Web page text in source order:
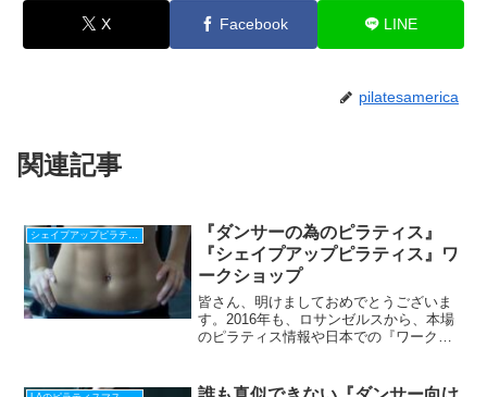
X Facebook LINE
pilatesamerica
関連記事
『ダンサーの為のピラティス』
『シェイプアップピラティス』ワ
ークショップ
皆さん、明けましておめでとうございま
す。2016年も、ロサンゼルスから、本場
のピラティス情報や日本での『ワークシ
STYLEを、どうぞ宜しくお願いしますさ